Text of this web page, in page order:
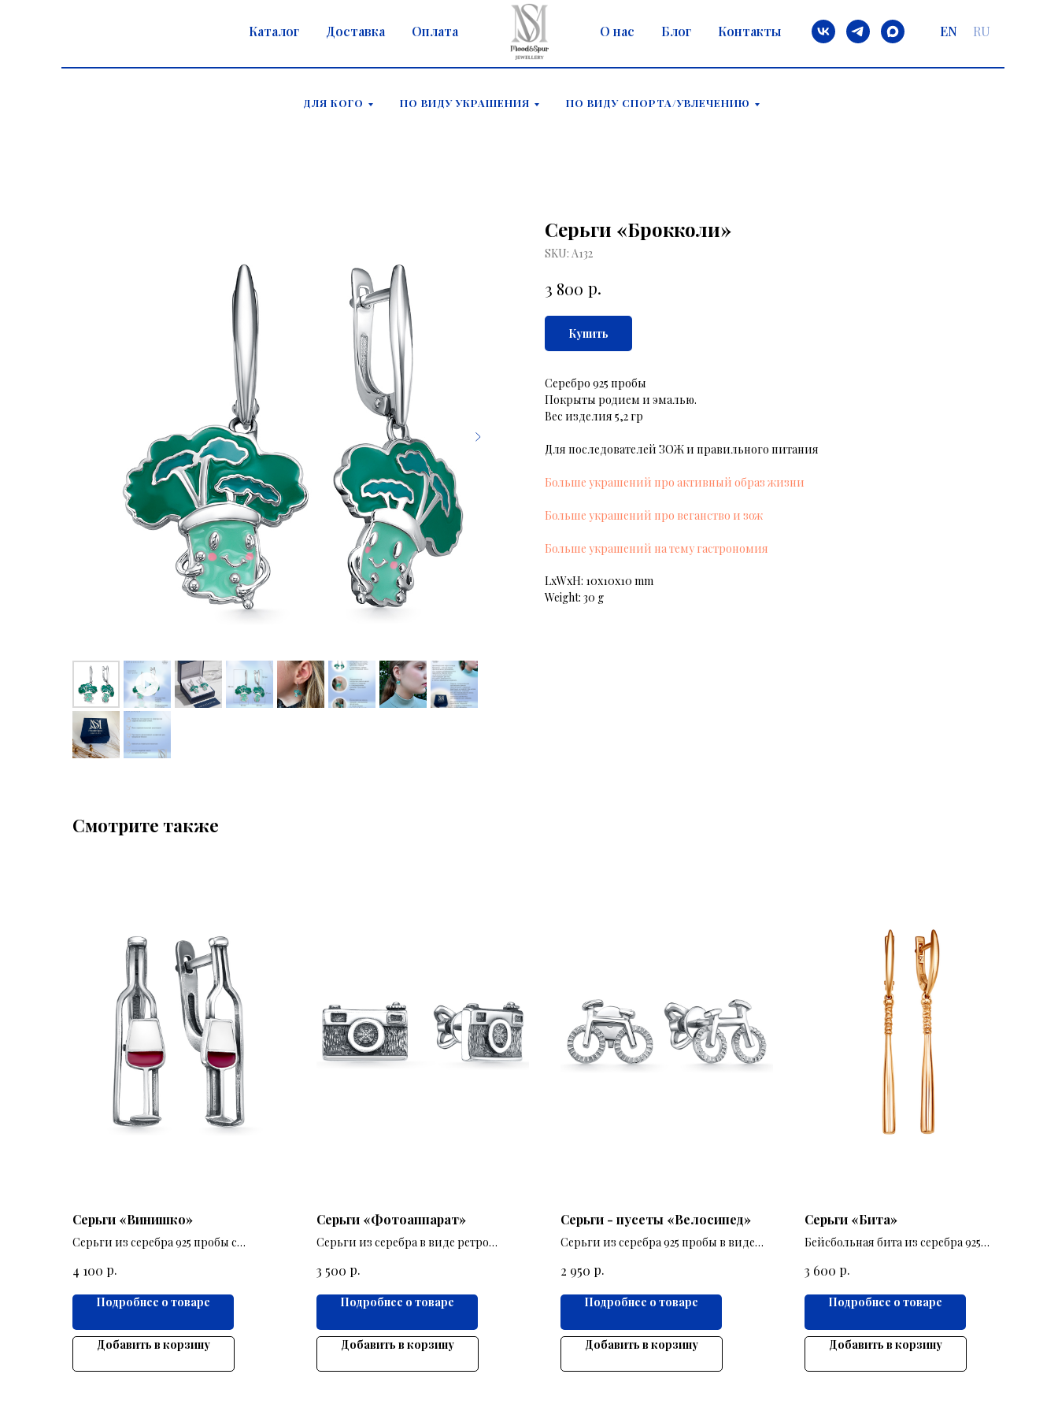
Каталог Доставка Оплата О нас Блог Контакты EN RU
ДЛЯ КОГО ПО ВИДУ УКРАШЕНИЯ ПО ВИДУ СПОРТА/УВЛЕЧЕНИЮ
Серьги «Брокколи»
SKU: А132
3 800 р.
Купить
Серебро 925 пробы
Покрыты родием и эмалью.
Вес изделия 5,2 гр
Для последователей ЗОЖ и правильного питания
Больше украшений про активный образ жизни
Больше украшений про веганство и зож
Больше украшений на тему гастрономия
LxWxH: 10x10x10 mm
Weight: 30 g
Смотрите также
Серьги «Винишко»
Серьги из серебра 925 пробы с
вином.
4 100 р.
Подробнее о товаре
Добавить в корзину
Серьги «Фотоаппарат»
Серьги из серебра в виде ретро
3 500 р.
Подробнее о товаре
Добавить в корзину
Серьги - пусеты «Велосипед»
Серьги из серебра 925 пробы в виде
2 950 р.
Подробнее о товаре
Добавить в корзину
Серьги «Бита»
Бейсбольная бита из серебра 925
серёжек.
3 600 р.
Подробнее о товаре
Добавить в корзину